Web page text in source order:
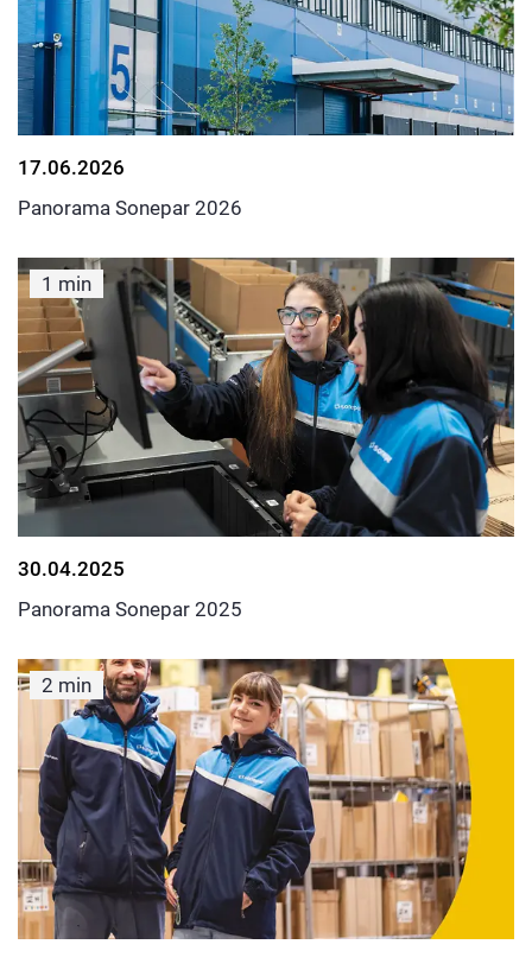
17.06.2026
Panorama Sonepar 2026
1 min
30.04.2025
Panorama Sonepar 2025
2 min